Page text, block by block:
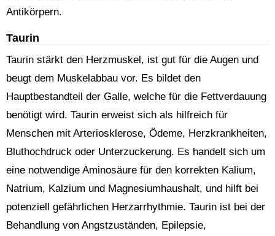
Antikörpern.
Taurin
Taurin stärkt den Herzmuskel, ist gut für die Augen und
beugt dem Muskelabbau vor. Es bildet den
Hauptbestandteil der Galle, welche für die Fettverdauung
benötigt wird. Taurin erweist sich als hilfreich für
Menschen mit Arteriosklerose, Ödeme, Herzkrankheiten,
Bluthochdruck oder Unterzuckerung. Es handelt sich um
eine notwendige Aminosäure für den korrekten Kalium,
Natrium, Kalzium und Magnesiumhaushalt, und hilft bei
potenziell gefährlichen Herzarrhythmie. Taurin ist bei der
Behandlung von Angstzuständen, Epilepsie,